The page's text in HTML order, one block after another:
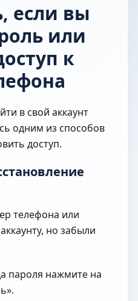
если вы
или
к
в свой аккаунт
одним из способов
доступ.
телефона или
но забыли
пароля нажмите на